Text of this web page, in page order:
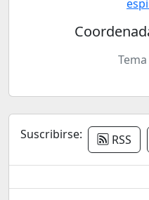
Tema
Suscribirse: RSS